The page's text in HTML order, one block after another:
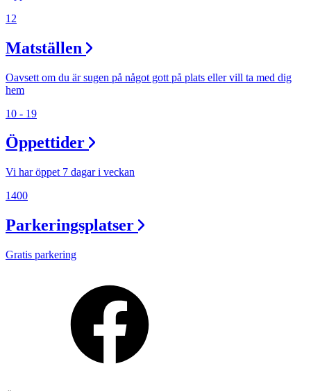
Presentkort
12
Matställen
Oavsett om du är sugen på något gott på plats eller vill ta med dig
hem
10 - 19
Öppettider
Vi har öppet 7 dagar i veckan
1400
Parkeringsplatser
Gratis parkering